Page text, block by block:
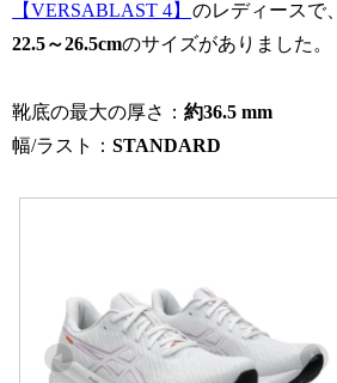
【VERSABLAST 4】 のレディースで、
22.5～26.5cmのサイズがありました。
靴底の最大の厚さ：約36.5 mm
幅/ラスト：STANDARD